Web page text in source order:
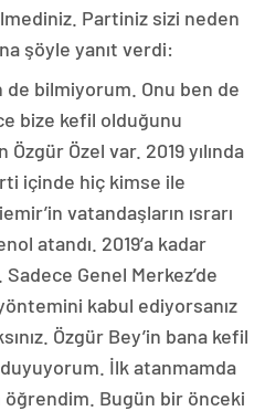
Partiniz sizi neden
şöyle yanıt verdi:
de bilmiyorum. Onu ben de
bize kefil olduğunu
Özel var. 2019 yılında
içinde hiç kimse ile
vatandaşların ısrarı
atandı. 2019’a kadar
Genel Merkez’de
kabul ediyorsanız
Özgür Bey’in bana kefil
İlk atanmamda
Bugün bir önceki